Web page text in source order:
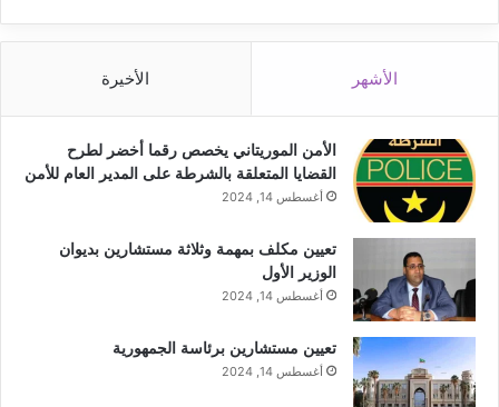
الأشهر الأخيرة
الأمن الموريتاني يخصص رقما أخضر لطرح
القضايا المتعلقة بالشرطة على المدير العام للأمن
أغسطس 14, 2024
تعيين مكلف بمهمة وثلاثة مستشارين بديوان
الوزير الأول
أغسطس 14, 2024
تعيين مستشارين برئاسة الجمهورية
أغسطس 14, 2024